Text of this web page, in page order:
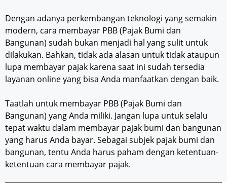
Dengan adanya perkembangan teknologi yang semakin
modern, cara membayar PBB (Pajak Bumi dan
Bangunan) sudah bukan menjadi hal yang sulit untuk
dilakukan. Bahkan, tidak ada alasan untuk tidak ataupun
lupa membayar pajak karena saat ini sudah tersedia
layanan online yang bisa Anda manfaatkan dengan baik.
Taatlah untuk membayar PBB (Pajak Bumi dan
Bangunan) yang Anda miliki. Jangan lupa untuk selalu
tepat waktu dalam membayar pajak bumi dan bangunan
yang harus Anda bayar. Sebagai subjek pajak bumi dan
bangunan, tentu Anda harus paham dengan ketentuan-
ketentuan cara membayar pajak.